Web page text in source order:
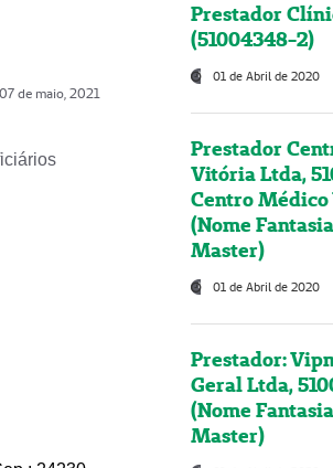
07 de maio, 2021
Prestador
(51004348-2)
01 de Abril de 2020
Prestador
Vitória Ltda,
Centro
(Nome
Master)
01 de Abril de 2020
Prestador:
Geral Ltda,
(Nome
Master)